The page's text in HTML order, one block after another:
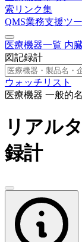
索 リンク集
QMS業務支援ツ
医療機器一覧 内
図記録計
ウォッチリスト
医療機器 一般的
リアル
録計